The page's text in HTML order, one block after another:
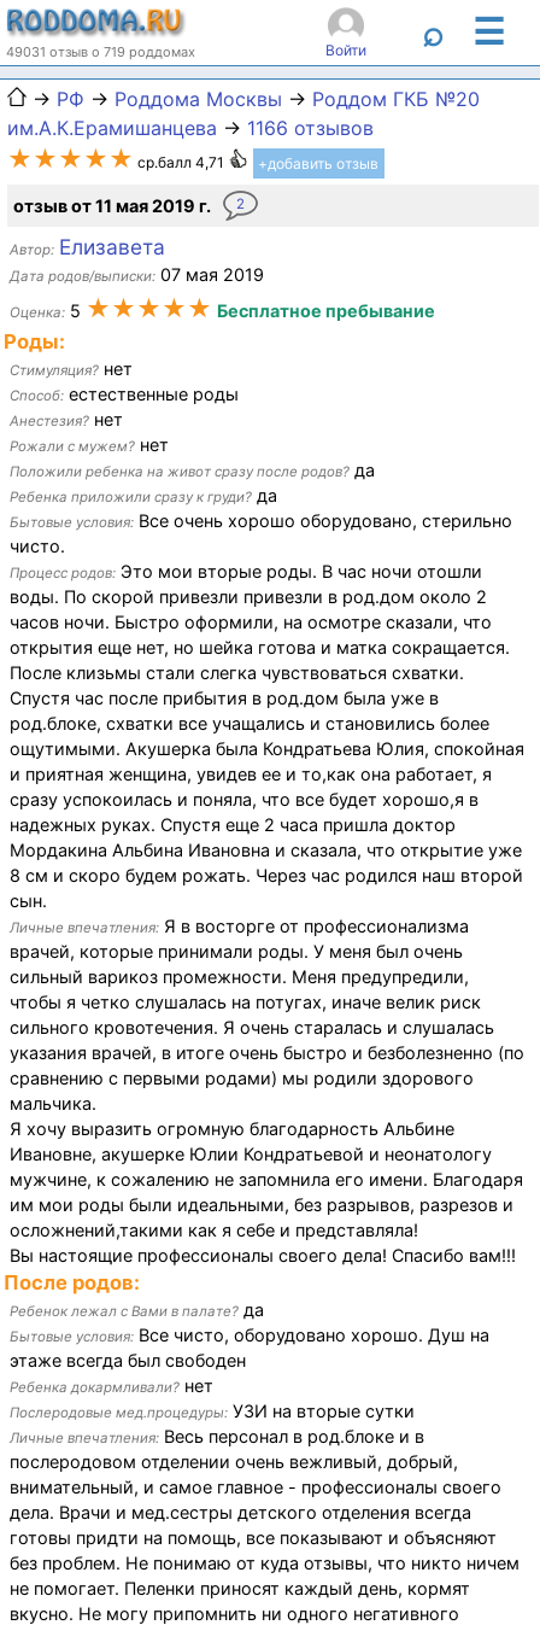
49031 отзыв о 719 роддомах Войти ⌕ ☰
→ РФ → Роддома Москвы → Роддом ГКБ №20
им.А.К.Ерамишанцева → 1166 отзывов
★★★★★ ср.балл 4,71 +добавить отзыв
отзыв от 11 мая 2019 г. 2
Автор: Елизавета
Дата родов/выписки: 07 мая 2019
Оценка: 5 ★★★★★ Бесплатное пребывание
Роды:
Стимуляция? нет
Способ: естественные роды
Анестезия? нет
Рожали с мужем? нет
Положили ребенка на живот сразу после родов? да
Ребенка приложили сразу к груди? да
Бытовые условия: Все очень хорошо оборудовано, стерильно
чисто.
Процесс родов: Это мои вторые роды. В час ночи отошли
воды. По скорой привезли привезли в род.дом около 2
часов ночи. Быстро оформили, на осмотре сказали, что
открытия еще нет, но шейка готова и матка сокращается.
После клизьмы стали слегка чувствоваться схватки.
Спустя час после прибытия в род.дом была уже в
род.блоке, схватки все учащались и становились более
ощутимыми. Акушерка была Кондратьева Юлия, спокойная
и приятная женщина, увидев ее и то,как она работает, я
сразу успокоилась и поняла, что все будет хорошо,я в
надежных руках. Спустя еще 2 часа пришла доктор
Мордакина Альбина Ивановна и сказала, что открытие уже
8 см и скоро будем рожать. Через час родился наш второй
сын.
Личные впечатления: Я в восторге от профессионализма
врачей, которые принимали роды. У меня был очень
сильный варикоз промежности. Меня предупредили,
чтобы я четко слушалась на потугах, иначе велик риск
сильного кровотечения. Я очень старалась и слушалась
указания врачей, в итоге очень быстро и безболезненно (по
сравнению с первыми родами) мы родили здорового
мальчика.
Я хочу выразить огромную благодарность Альбине
Ивановне, акушерке Юлии Кондратьевой и неонатологу
мужчине, к сожалению не запомнила его имени. Благодаря
им мои роды были идеальными, без разрывов, разрезов и
осложнений,такими как я себе и представляла!
Вы настоящие профессионалы своего дела! Спасибо вам!!!
После родов:
Ребенок лежал с Вами в палате? да
Бытовые условия: Все чисто, оборудовано хорошо. Душ на
этаже всегда был свободен
Ребенка докармливали? нет
Послеродовые мед.процедуры: УЗИ на вторые сутки
Личные впечатления: Весь персонал в род.блоке и в
послеродовом отделении очень вежливый, добрый,
внимательный, и самое главное - профессионалы своего
дела. Врачи и мед.сестры детского отделения всегда
готовы придти на помощь, все показывают и объясняют
без проблем. Не понимаю от куда отзывы, что никто ничем
не помогает. Пеленки приносят каждый день, кормят
вкусно. Не могу припомнить ни одного негативного